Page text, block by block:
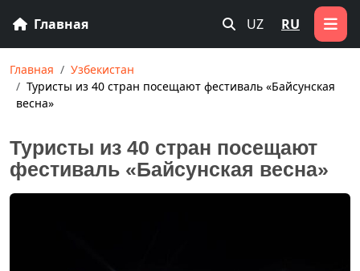
Главная UZ RU
Главная
Узбекистан
Туристы из 40 стран посещают фестиваль «Байсунская
весна»
Туристы из 40 стран посещают
фестиваль «Байсунская весна»